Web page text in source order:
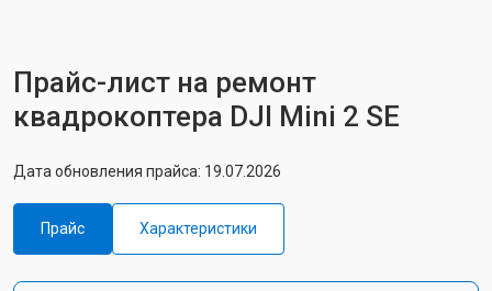
Прайс-лист на ремонт
квадрокоптера DJI Mini 2 SE
Дата обновления прайса: 19.07.2026
Прайс Характеристики